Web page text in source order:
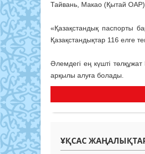
Тайвань, Макао (Қытай
«Қазақстандық паспорты
Қазақстандықтар 116 елге
Әлемдегі ең күшті
арқылы алуға болады.
ҰҚСАС